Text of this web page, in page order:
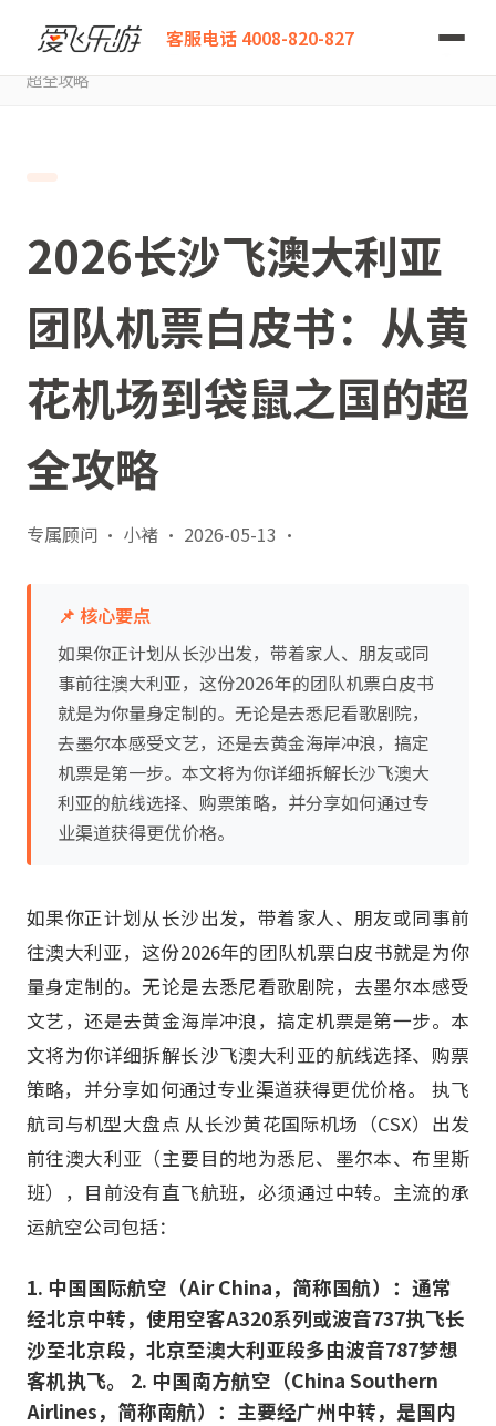
客服电话 4008-820-827
爱飞乐游
2026长沙飞澳大利亚团队机票白皮书：从黄花机场到袋鼠之国的
超全攻略
2026长沙飞澳大利亚
团队机票白皮书：从黄
花机场到袋鼠之国的超
全攻略
专属顾问 · 小褚 · 2026-05-13 ·
📌 核心要点
如果你正计划从长沙出发，带着家人、朋友或同
事前往澳大利亚，这份2026年的团队机票白皮书
就是为你量身定制的。无论是去悉尼看歌剧院，
去墨尔本感受文艺，还是去黄金海岸冲浪，搞定
机票是第一步。本文将为你详细拆解长沙飞澳大
利亚的航线选择、购票策略，并分享如何通过专
业渠道获得更优价格。
如果你正计划从长沙出发，带着家人、朋友或同事前
往澳大利亚，这份2026年的团队机票白皮书就是为你
量身定制的。无论是去悉尼看歌剧院，去墨尔本感受
文艺，还是去黄金海岸冲浪，搞定机票是第一步。本
文将为你详细拆解长沙飞澳大利亚的航线选择、购票
策略，并分享如何通过专业渠道获得更优价格。 执飞
航司与机型大盘点 从长沙黄花国际机场（CSX）出发
前往澳大利亚（主要目的地为悉尼、墨尔本、布里斯
班），目前没有直飞航班，必须通过中转。主流的承
运航空公司包括：
1. 中国国际航空（Air China，简称国航）：通常
经北京中转，使用空客A320系列或波音737执飞长
沙至北京段，北京至澳大利亚段多由波音787梦想
客机执飞。 2. 中国南方航空（China Southern
Airlines，简称南航）：主要经广州中转，是国内